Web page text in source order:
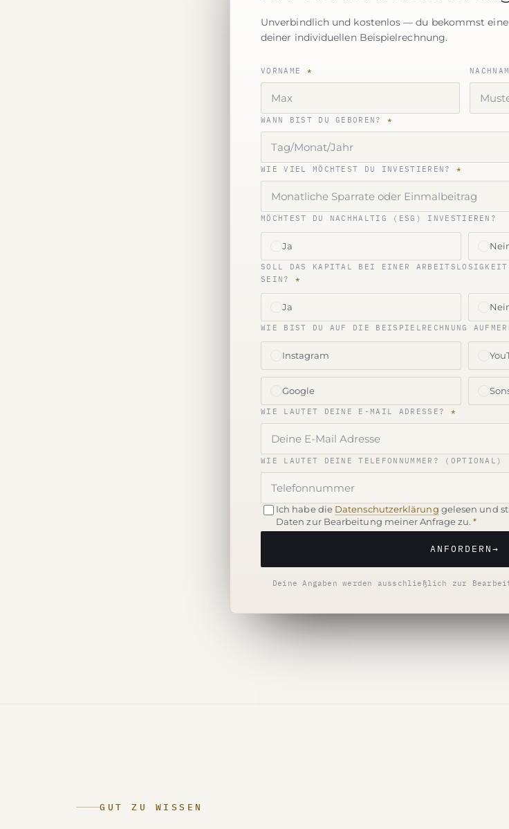
Unverbindlich und kostenlos — du bekommst
deiner individuellen Beispielrechnung.
VORNAME *
WANN BIST DU GEBOREN?*
WIE VIEL MÖCHTEST DU INVESTIEREN? *
MÖCHTEST DU NACHHALTIG (ESG) INVESTIEREN?
Ja
SOLL DAS KAPITAL BEI EINER ARBEITSLOSIGKEIT
SEIN? *
Ja
WIE BIST DU AUF DIE BEISPIELRECHNUNG
Instagram
Google
WIE LAUTET DEINE E-MAIL ADRESSE? *
WIE LAUTET DEINE TELEFONNUMMER? (OPTIONAL)
Ich habe die Datenschutzerklärung gelesen und
Daten zur Bearbeitung meiner Anfrage zu.*
ANFORDERN→
Deine Angaben werden ausschließlich zur
GUT ZU WISSEN